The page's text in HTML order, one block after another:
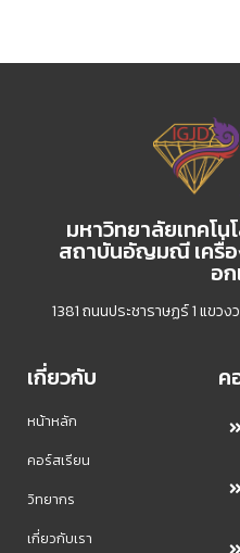
มหาวิทยาลัยเทคโ
สถาบันอัญมณี เครื่อ
อก
1381 ถนนประชาราษฏร์ 1 แขว
เกี่ยวกับ
หน้าหลัก
คอร์สเรียน
วิทยากร
เกี่ยวกับเรา
ค